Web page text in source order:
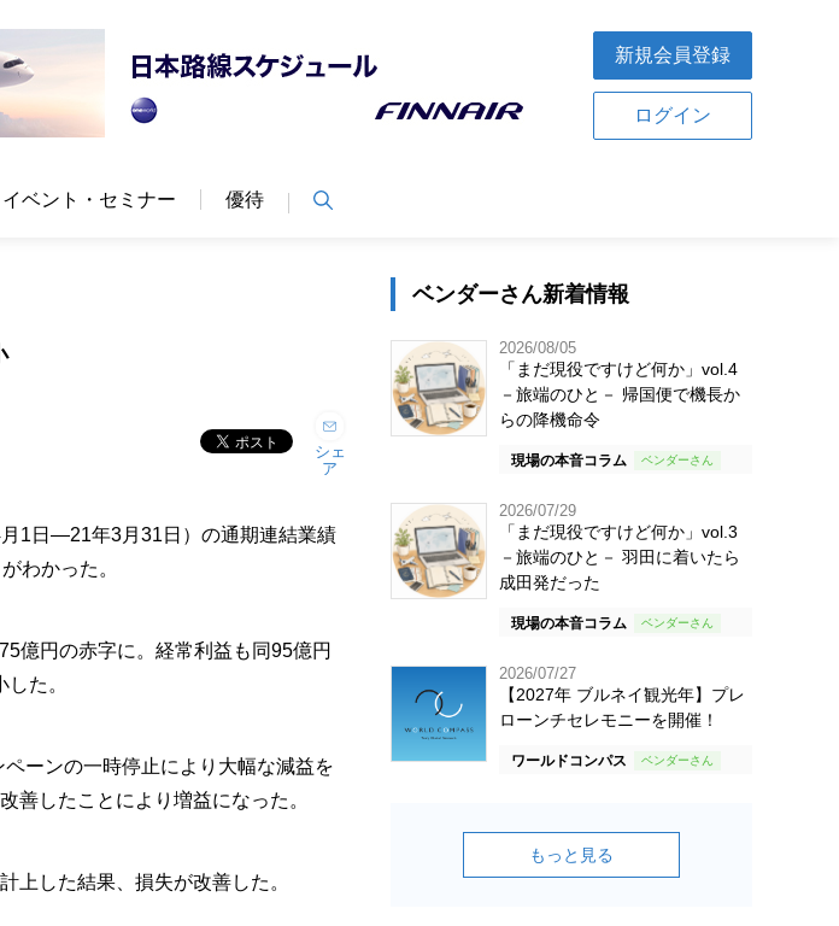
新規会員登録
ログイン
イベント・セミナー 優待
シェ
ア
1日―21年3月31日）の通期連結業績
わかった。
億円の赤字に。経常利益も同95億円
た。
ーンの一時停止により大幅な減益を
善したことにより増益になった。
した結果、損失が改善した。
ベンダーさん新着情報
2026/08/05
「まだ現役ですけど何か」vol.4
－旅端のひと－ 帰国便で機長か
らの降機命令
現場の本音コラム
2026/07/29
「まだ現役ですけど何か」vol.3
－旅端のひと－ 羽田に着いたら
成田発だった
現場の本音コラム
2026/07/27
【2027年 ブルネイ観光年】プレ
ローンチセレモニーを開催！
ワールドコンパス
もっと見る